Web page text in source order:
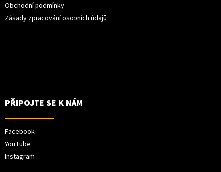
Obchodní podmínky
Zásady zpracování osobních údajů
PŘIPOJTE SE K NÁM
Facebook
YouTube
Instagram